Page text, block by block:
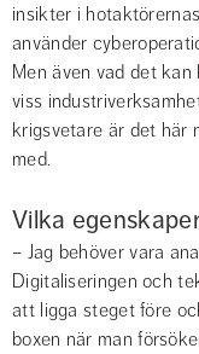
insikter i
använder
Men även vad det
viss
krigsvetare är det här
med.
Vilka
– Jag behöver vara
Digitaliseringen och
att ligga steget före
boxen när man